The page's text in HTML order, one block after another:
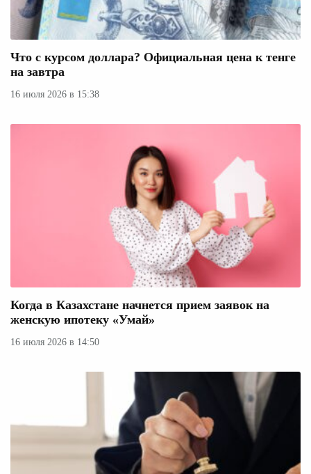
Что с курсом доллара? Официальная цена к тенге
на завтра
16 июля 2026 в 15:38
Когда в Казахстане начнется прием заявок на
женскую ипотеку «Умай»
16 июля 2026 в 14:50